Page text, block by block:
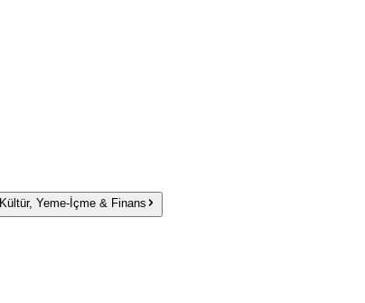
Kültür, Yeme-İçme & Finans